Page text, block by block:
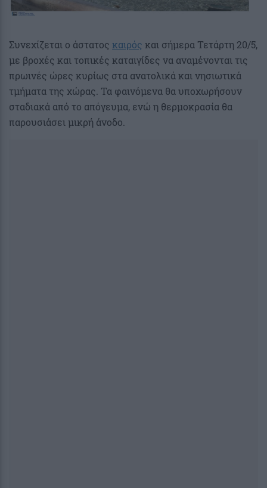
Συνεχίζεται ο άστατος καιρός και σήμερα Τετάρτη 20/5,
με βροχές και τοπικές καταιγίδες να αναμένονται τις
πρωινές ώρες κυρίως στα ανατολικά και νησιωτικά
τμήματα της χώρας. Τα φαινόμενα θα υποχωρήσουν
σταδιακά από το απόγευμα, ενώ η θερμοκρασία θα
παρουσιάσει μικρή άνοδο.